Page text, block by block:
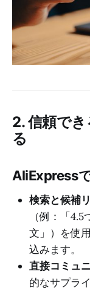
2. 信頼で
る
AliExpress
検索と候補
（例：「
文」）を使
込みます。
直接コミュ
的なサプラ